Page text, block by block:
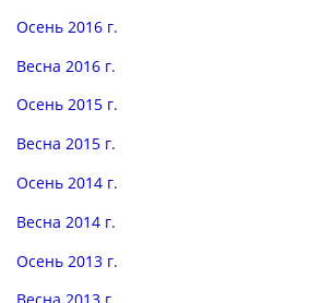
Осень 2016 г.
Весна 2016 г.
Осень 2015 г.
Весна 2015 г.
Осень 2014 г.
Весна 2014 г.
Осень 2013 г.